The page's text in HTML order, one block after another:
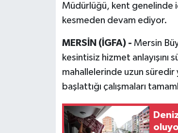
Müdürlüğü, kent genelinde
kesmeden devam ediyor.
MERSİN (İGFA) - Mersin
kesintisiz hizmet anlayışını
mahallelerinde uzun süredir
başlattığı çalışmaları